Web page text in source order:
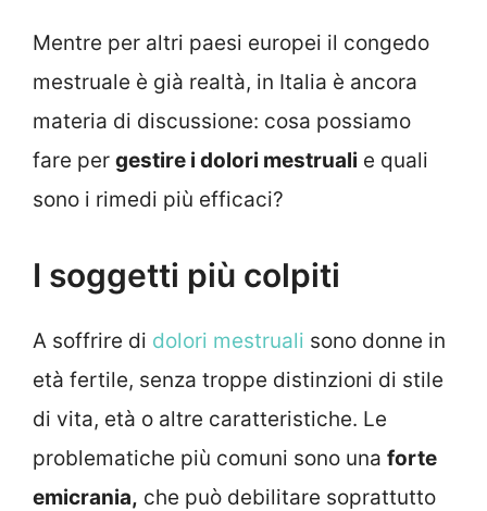
Mentre per altri paesi europei il congedo
mestruale è già realtà, in Italia è ancora
materia di discussione: cosa possiamo
fare per gestire i dolori mestruali e quali
sono i rimedi più efficaci?
I soggetti più colpiti
A soffrire di dolori mestruali sono donne in
età fertile, senza troppe distinzioni di stile
di vita, età o altre caratteristiche. Le
problematiche più comuni sono una forte
emicrania, che può debilitare soprattutto